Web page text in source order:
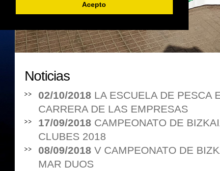
Acepto
Noticias
02/10/2018 LA ESCUELA DE PESCA
CARRERA DE LAS EMPRESAS
17/09/2018 CAMPEONATO DE
CLUBES 2018
08/09/2018 V CAMPEONATO DE
MAR DUOS